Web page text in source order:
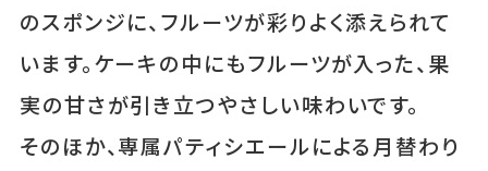
のスポンジに、フルーツが彩りよく添えられて
います。ケーキの中にもフルーツが入った、果
実の甘さが引き立つやさしい味わいです。
そのほか、専属パティシエールによる月替わり